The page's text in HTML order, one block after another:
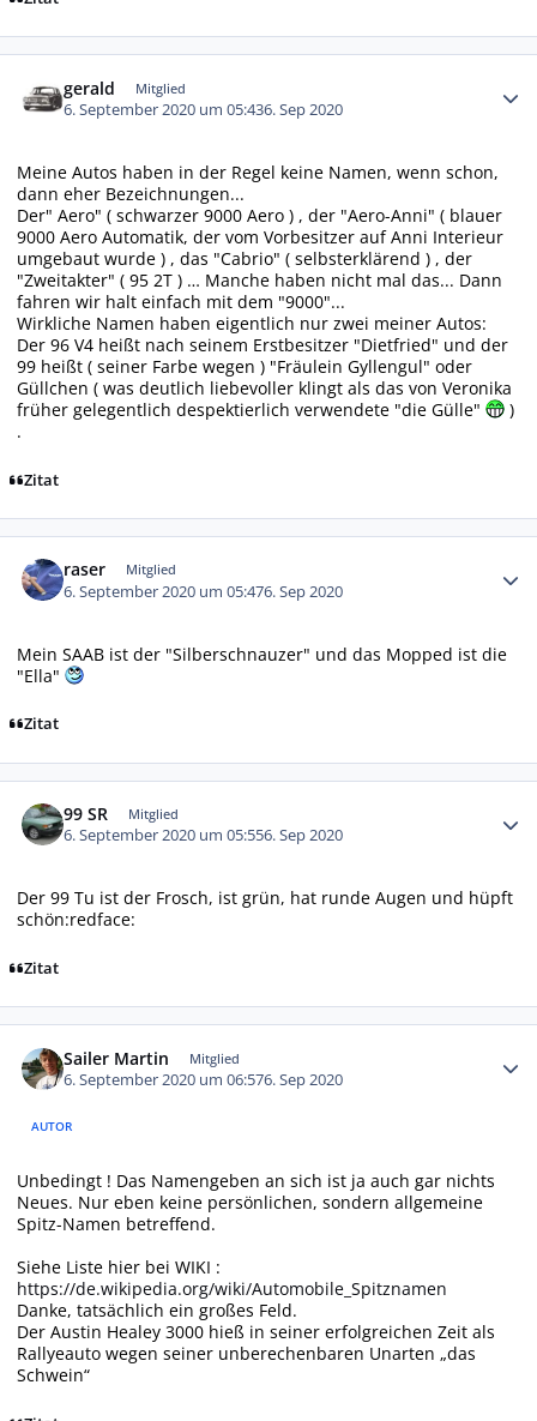
gerald Mitglied
6. September 2020 um 05:436. Sep 2020
Meine Autos haben in der Regel keine Namen, wenn schon,
dann eher Bezeichnungen...
Der" Aero" ( schwarzer 9000 Aero ) , der "Aero-Anni" ( blauer
9000 Aero Automatik, der vom Vorbesitzer auf Anni Interieur
umgebaut wurde ) , das "Cabrio" ( selbsterklärend ) , der
"Zweitakter" ( 95 2T ) … Manche haben nicht mal das... Dann
fahren wir halt einfach mit dem "9000"...
Wirkliche Namen haben eigentlich nur zwei meiner Autos:
Der 96 V4 heißt nach seinem Erstbesitzer "Dietfried" und der
99 heißt ( seiner Farbe wegen ) "Fräulein Gyllengul" oder
Güllchen ( was deutlich liebevoller klingt als das von Veronika
früher gelegentlich despektierlich verwendete "die Gülle"
)
.
Zitat
raser Mitglied
6. September 2020 um 05:476. Sep 2020
Mein SAAB ist der "Silberschnauzer" und das Mopped ist die
"Ella"
Zitat
99 SR Mitglied
6. September 2020 um 05:556. Sep 2020
Der 99 Tu ist der Frosch, ist grün, hat runde Augen und hüpft
schön:redface:
Zitat
Sailer Martin Mitglied
6. September 2020 um 06:576. Sep 2020
AUTOR
Unbedingt ! Das Namengeben an sich ist ja auch gar nichts
Neues. Nur eben keine persönlichen, sondern allgemeine
Spitz-Namen betreffend.
Siehe Liste hier bei WIKI :
https://de.wikipedia.org/wiki/Automobile_Spitznamen
Danke, tatsächlich ein großes Feld.
Der Austin Healey 3000 hieß in seiner erfolgreichen Zeit als
Rallyeauto wegen seiner unberechenbaren Unarten „das
Schwein“